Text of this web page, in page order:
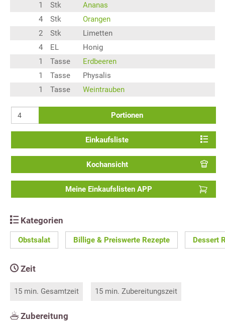
1 Stk
Ananas
4
Stk
Orangen
2
Stk
Limetten
4
EL
Honig
1
Tasse
Erdbeeren
1
Tasse
Physalis
1
Tasse Weintrauben
Portionen
Einkaufsliste
Kochansicht
Meine Einkaufslisten APP
Kategorien
Obstsalat Billige & Preiswerte Rezepte Dessert
Zeit
15 min. Gesamtzeit 15 min. Zubereitungszeit
Zubereitung